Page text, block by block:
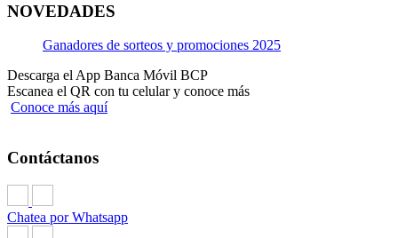
NOVEDADES
Ganadores de sorteos y promociones 2025
Descarga el App Banca Móvil BCP
Escanea el QR con tu celular y conoce más
Conoce más aquí
Contáctanos
Chatea por Whatsapp